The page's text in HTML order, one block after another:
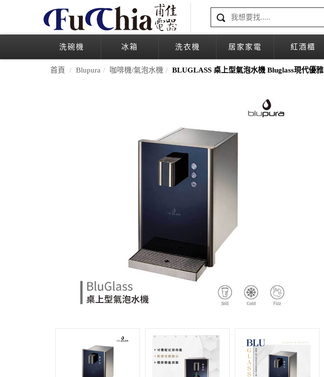
洗碗機 冰箱 洗衣機 居家家電 紅酒櫃
首頁 Blupura 咖啡機/氣泡水機 BLUGLASS 桌上型氣泡水機 Bluglass現代優雅